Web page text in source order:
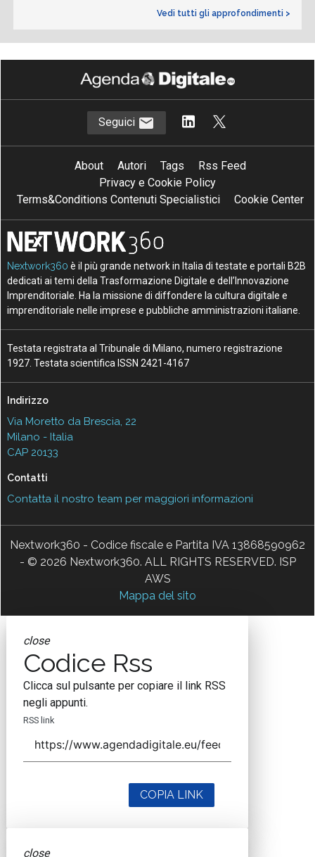
Vedi tutti gli approfondimenti >
Seguici
About Autori Tags
Rss Feed
Privacy e Cookie Policy
Terms&Conditions Contenuti Specialistici
Cookie Center
Nextwork360 è il più grande network in Italia di testate e portali B2B
dedicati ai temi della Trasformazione Digitale e dell’Innovazione
Imprenditoriale. Ha la missione di diffondere la cultura digitale e
imprenditoriale nelle imprese e pubbliche amministrazioni italiane.
Testata registrata al Tribunale di Milano, numero registrazione
1927. Testata scientifica ISSN 2421-4167
Indirizzo
Via Moretto da Brescia, 22
Milano - Italia
CAP 20133
Contatti
Contatta il nostro team per maggiori informazioni
Nextwork360 - Codice fiscale e Partita IVA 13868590962
- © 2026 Nextwork360. ALL RIGHTS RESERVED. ISP
AWS
Mappa del sito
close
Codice Rss
Clicca sul pulsante per copiare il link RSS
negli appunti.
RSS link
COPIA LINK
close